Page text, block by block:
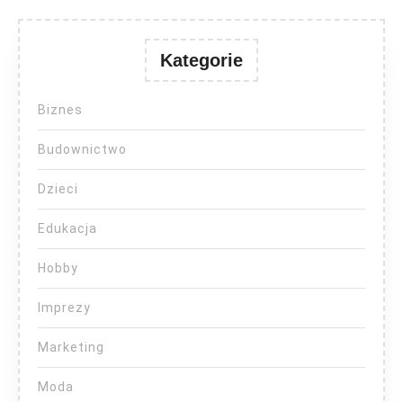
Kategorie
Biznes
Budownictwo
Dzieci
Edukacja
Hobby
Imprezy
Marketing
Moda